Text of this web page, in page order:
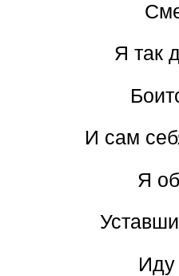
Я так
И сам
Я
Иду